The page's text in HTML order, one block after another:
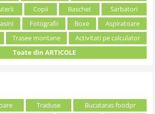
Copii Baschet
Sarbatori
Fotografii Boxe
Aspiratoare
Trasee montane
Activitati pe calculator
Toate din ARTICOLE
Traduse
Bucataras foodpr